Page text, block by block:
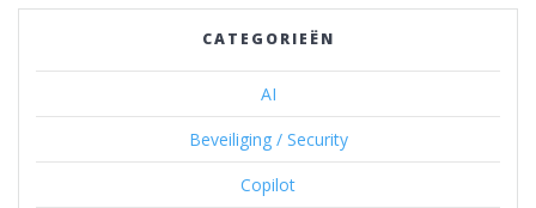
CATEGORIEËN
AI
Beveiliging / Security
Copilot